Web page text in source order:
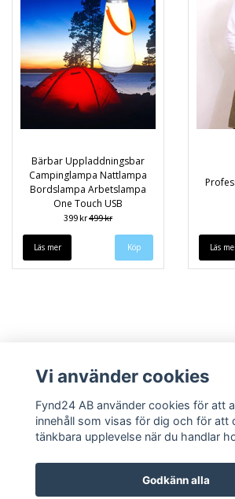
Bärbar Uppladdningsbar
Campinglampa Nattlampa
Bordslampa Arbetslampa
One Touch USB
399 kr499 kr
Läs mer Läs
Kontakt Om oss Blogga om oss Köpvillkor
Vi använder cookies
Fynd24 AB använder cookies för att
innehåll som visas för dig och för att
tänkbara upplevelse när du handlar
Godkänn alla